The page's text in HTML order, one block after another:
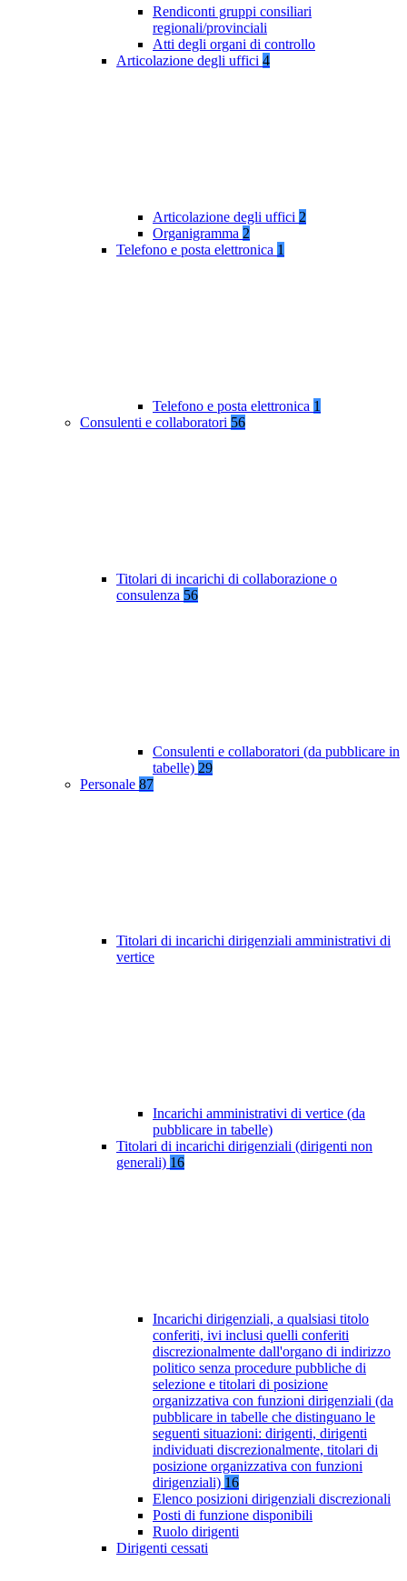
Rendiconti gruppi consiliari
regionali/provinciali
Atti degli organi di controllo
Articolazione degli uffici 4
Articolazione degli uffici 2
Organigramma 2
Telefono e posta elettronica 1
Telefono e posta elettronica 1
Consulenti e collaboratori 56
Titolari di incarichi di collaborazione o
consulenza 56
Consulenti e collaboratori (da pubblicare in
tabelle) 29
Personale 87
Titolari di incarichi dirigenziali amministrativi di
vertice
Incarichi amministrativi di vertice (da
pubblicare in tabelle)
Titolari di incarichi dirigenziali (dirigenti non
generali) 16
Incarichi dirigenziali, a qualsiasi titolo
conferiti, ivi inclusi quelli conferiti
discrezionalmente dall'organo di indirizzo
politico senza procedure pubbliche di
selezione e titolari di posizione
organizzativa con funzioni dirigenziali (da
pubblicare in tabelle che distinguano le
seguenti situazioni: dirigenti, dirigenti
individuati discrezionalmente, titolari di
posizione organizzativa con funzioni
dirigenziali) 16
Elenco posizioni dirigenziali discrezionali
Posti di funzione disponibili
Ruolo dirigenti
Dirigenti cessati